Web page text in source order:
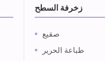
زخرفة السطح
• صقيع
• طباعة الحرير